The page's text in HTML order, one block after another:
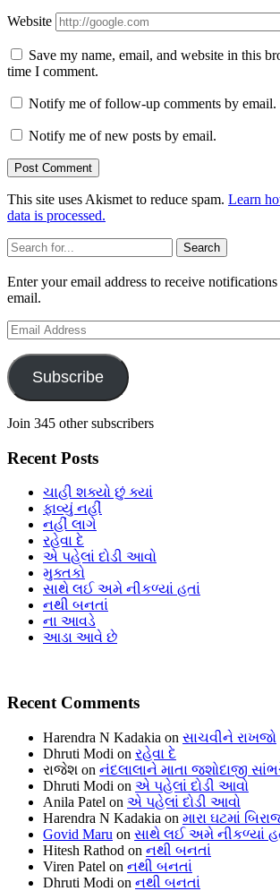
Website
Save my name, email, and website in this
time I comment.
Notify me of follow-up comments by email.
Notify me of new posts by email.
This site uses Akismet to reduce spam. Learn
data is processed.
Sidebar
Search
Enter your email address to receive
email.
Email
Address
Subscribe
Join 345 other subscribers
Recent Posts
ચાહી શક્યો છું ક્યાં
ફાવ્યું નહીં
નહીં લાગે
રહેવા દે
એ પહેલાં દોડી આવો
મુક્તકો
સાથે લઈ અમે નીકળ્યાં હતાં
નથી બનતાં
ના આવડે
આડા આવે છે
Recent Comments
Harendra N Kadakia on સાચવીને રાખજો
Dhruti Modi on રહેવા દે
રાજેશ on નંદલાલાને માતા જશોદાજી
Dhruti Modi on એ પહેલાં દોડી આવો
Anila Patel on એ પહેલાં દોડી આવો
Harendra N Kadakia on મારા ઘટમાં
Govid Maru on સાથે લઈ અમે નીકળ્યાં
Hitesh Rathod on નથી બનતાં
Viren Patel on નથી બનતાં
Dhruti Modi on નથી બનતાં